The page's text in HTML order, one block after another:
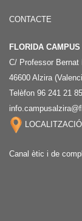
CONTACTE
FLORIDA
C/ Professor Bernat
46600 Alzira
Telèfon 96 241 21 85
LOCALITZACIÓ
Canal ètic i de